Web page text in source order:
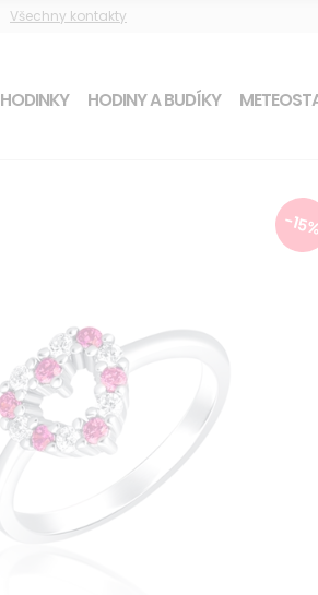
Všechny kontakty
HODINKY HODINY A BUDÍKY
-15%